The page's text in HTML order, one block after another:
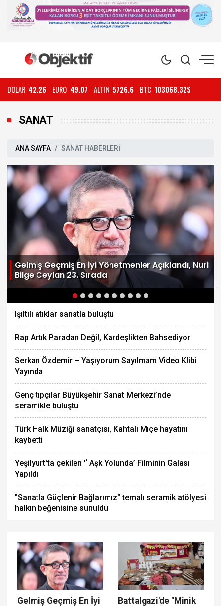
DOLAR 42.26 EURO 49.07 ALTIN 5726.6 BTC 103068.32$
SANAT
ANA SAYFA SANAT HABERLERİ
Gelmiş Geçmiş En İyi Yönetmenler Açıklandı, Nuri
Bilge Ceylan 23. Sırada
Işıltılı atıklar sanatla buluştu
Rap Artık Paradan Değil, Kardeşlikten Bahsediyor
Serkan Özdemir – Yaşıyorum Sayılmam Video Klibi
Yayında
Genç tıpçılar Büyükşehir Sanat Merkezi’nde
seramikle buluştu
Türk Halk Müziği sanatçısı, Kahtalı Mıçe hayatını
kaybetti
Yeşilyurt'ta çekilen '‘ Aşk Yolunda’ Filminin Galası
Yapıldı
"Sanatla Güçlenir Bağlarımız" temalı seramik atölyesi
halkın beğenisine sunuldu
Gelmiş Geçmiş En İyi
Battalgazi'de "Minik